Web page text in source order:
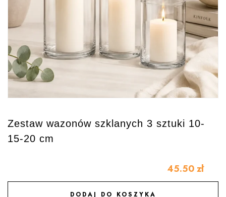
Zestaw wazonów szklanych 3 sztuki 10-
15-20 cm
45.50 zł
DODAJ DO KOSZYKA